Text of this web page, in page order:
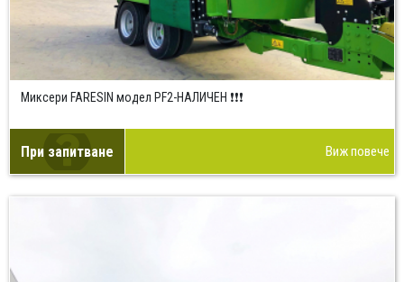
Миксери FARESIN модел PF2-НАЛИЧЕН ❗❗❗
При запитване Виж повече